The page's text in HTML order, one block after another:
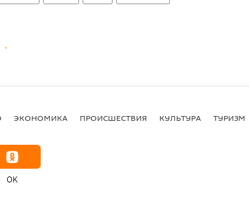
ЭКОНОМИКА ПРОИСШЕСТВИЯ КУЛЬТУРА ТУРИЗМ
OK